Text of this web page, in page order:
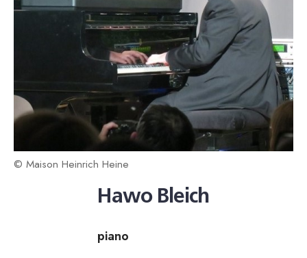
© Maison Heinrich Heine
Hawo Bleich
piano